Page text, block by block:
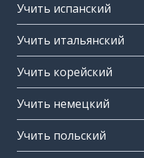
Учить испанский
Учить итальянский
Учить корейский
Учить немецкий
Учить польский